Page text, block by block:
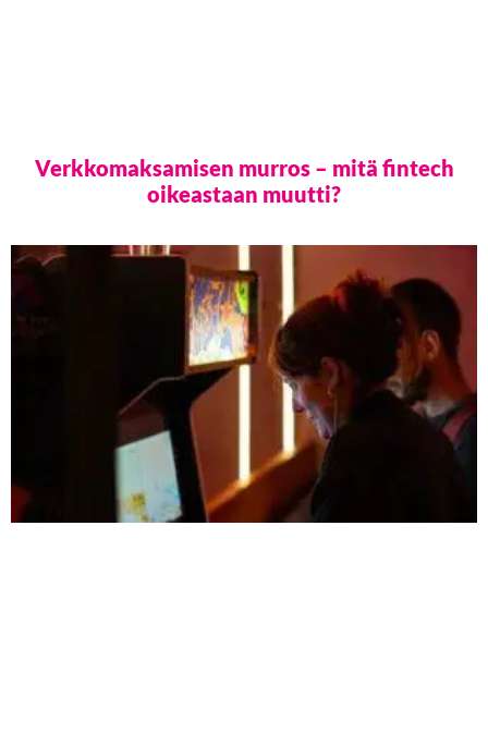
Verkkomaksamisen murros – mitä fintech
oikeastaan muutti?